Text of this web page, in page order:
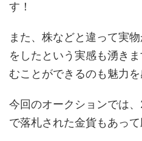
す！
また、株などと違って実
をしたという実感も湧き
むことができるのも魅力を
今回のオークションでは
で落札された金貨もあっ